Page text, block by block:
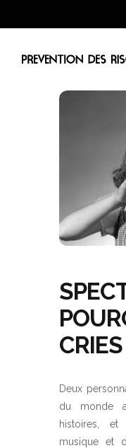
CRIES
Deux
du monde
histoires,
musique et